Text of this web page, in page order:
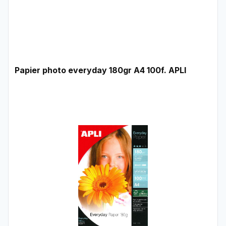
Papier photo everyday 180gr A4 100f. APLI